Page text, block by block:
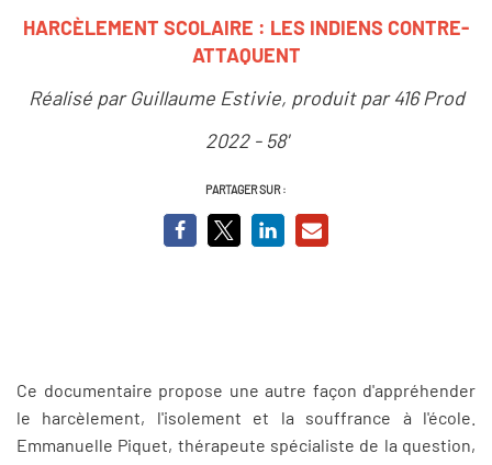
HARCÈLEMENT SCOLAIRE : LES INDIENS CONTRE-
ATTAQUENT
Réalisé par Guillaume Estivie, produit par 416 Prod
2022 - 58'
PARTAGER SUR :
Ce documentaire propose une autre façon d'appréhender
le harcèlement, l'isolement et la souffrance à l'école.
Emmanuelle Piquet, thérapeute spécialiste de la question,